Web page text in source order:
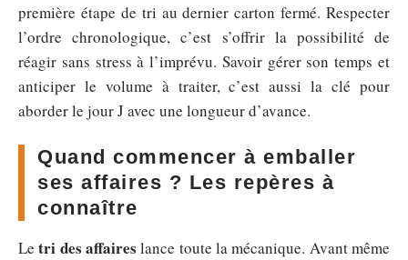
première étape de tri au dernier carton fermé. Respecter
l’ordre chronologique, c’est s’offrir la possibilité de
réagir sans stress à l’imprévu. Savoir gérer son temps et
anticiper le volume à traiter, c’est aussi la clé pour
aborder le jour J avec une longueur d’avance.
Quand commencer à emballer
ses affaires ? Les repères à
connaître
Letri des affaires lance toute la mécanique. Avant même